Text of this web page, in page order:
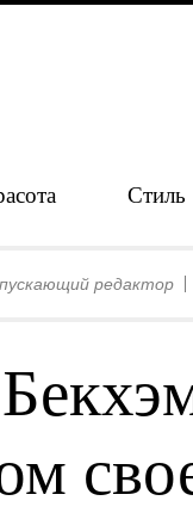
Стиль
редактор